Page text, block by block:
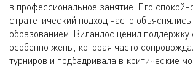
в профессиональное занятие. Его
стратегический подход часто
образованием. Виландос ценил поддержку
особенно жены, которая часто
турниров и подбадривала в критические